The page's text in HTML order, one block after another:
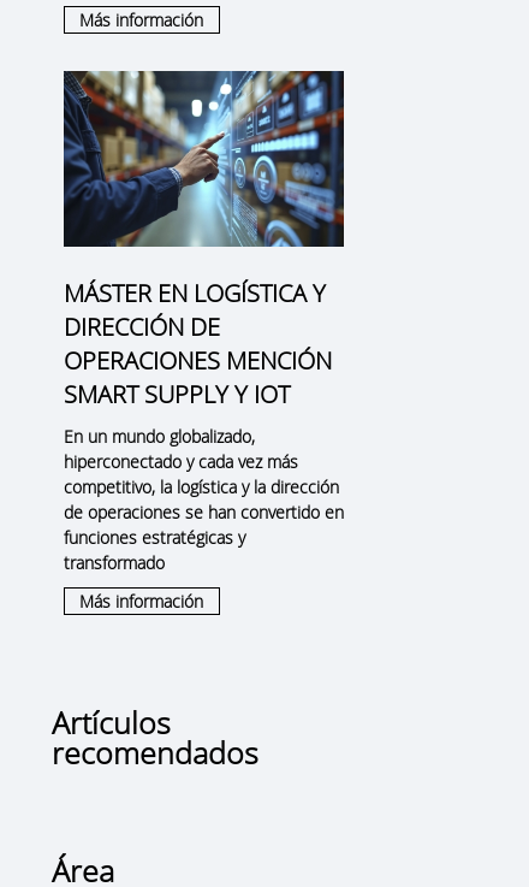
Más información
MÁSTER EN LOGÍSTICA Y
DIRECCIÓN DE
OPERACIONES MENCIÓN
SMART SUPPLY Y IOT
En un mundo globalizado,
hiperconectado y cada vez más
competitivo, la logística y la dirección
de operaciones se han convertido en
funciones estratégicas y
transformado
Más información
Artículos
recomendados
Área